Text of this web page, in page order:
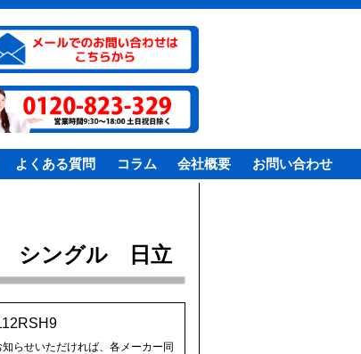
よくある質問 コラム 会社概要 お問い合わせ
シングル 日立
らせいただければ、各メーカー同